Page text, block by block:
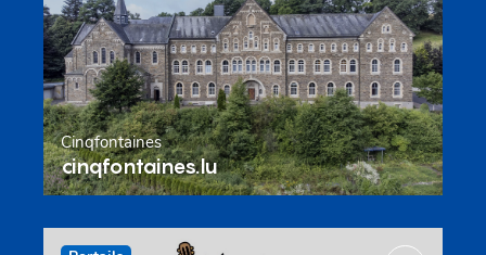
Cinqfontaines
cinqfontaines.lu